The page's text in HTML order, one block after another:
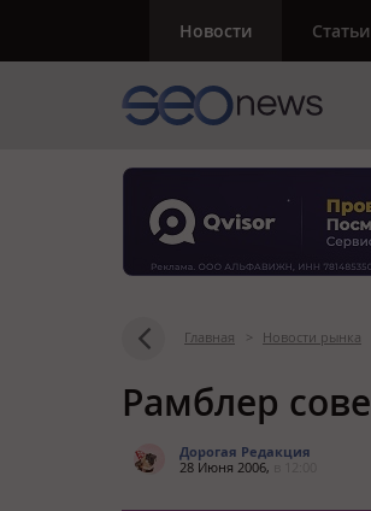
Новости Статьи
Главная > Новости рынка
Рамблер
Дорогая Редакция
28 Июня 2006,